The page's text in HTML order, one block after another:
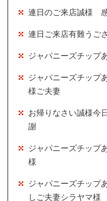
連日のご来店誠様
連日ご来店有難うご
ジャパニーズチップ
ジャパニーズチップ
様ご夫妻
お帰りなさい誠様今
謝
ジャパニーズチップ
様
ジャパニーズチップ
しご夫妻シラヤマ様